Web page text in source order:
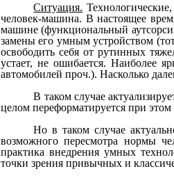
Ситуация.
человек-машина. В настоящее
машине (функциональный
замены его умным устройством
освободить себя от рутинных
устает, не ошибается. Наиболее
автомобилей проч.). Насколько
В таком случае
целом переформатируется при
Но в таком случае
возможного пересмотра нормы
практика внедрения умных
точки зрения привычных и